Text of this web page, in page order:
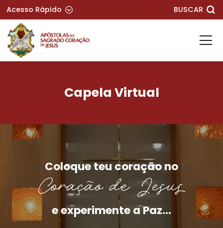
Acesso Rápido BUSCAR
Capela Virtual
Coloque teu coração no
Coração de Jesus
e experimente a Paz...